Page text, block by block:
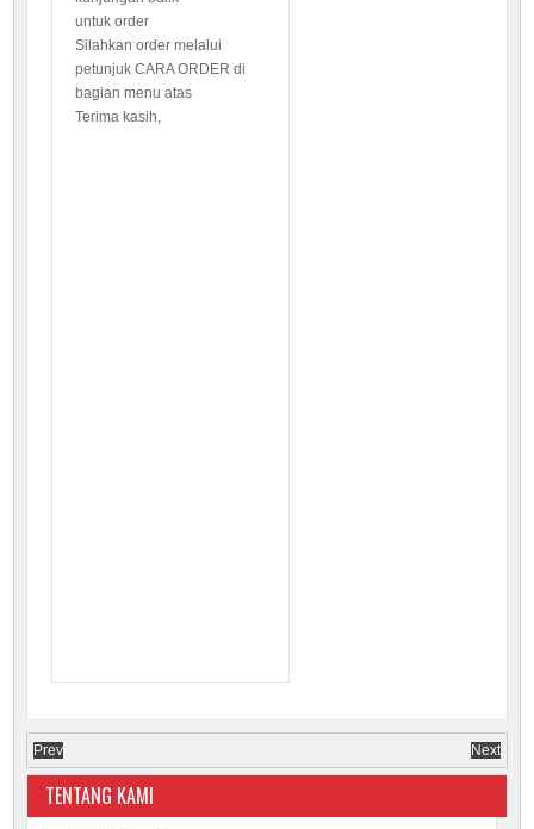
untuk order
Silahkan order melalui
petunjuk CARA ORDER di
bagian menu atas
Terima kasih,
Prev Next
TENTANG KAMI